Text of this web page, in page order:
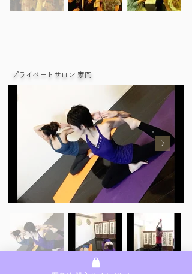
プライベートサロン 家門